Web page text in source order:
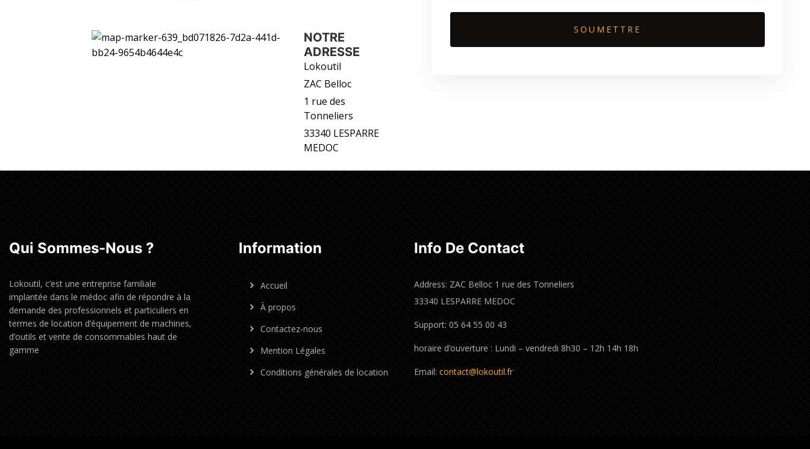
NOTRE
ADRESSE
Lokoutil
ZAC Belloc
1 rue des
Tonneliers
33340 LESPARRE
MEDOC
Qui Sommes-Nous ?
Lokoutil, c’est une entreprise familiale
implantée dans le médoc afin de répondre à la
demande des professionnels et particuliers en
termes de location d’équipement de machines,
d’outils et vente de consommables haut de
gamme
Information
Accueil
À propos
Contactez-nous
Mention Légales
Conditions générales de location
Info De Contact
Address: ZAC Belloc 1 rue des Tonneliers
33340 LESPARRE MEDOC
Support: 05 64 55 00 43
horaire d’ouverture : Lundi – vendredi 8h30 – 12h 14h 18h
Email: contact@lokoutil.fr